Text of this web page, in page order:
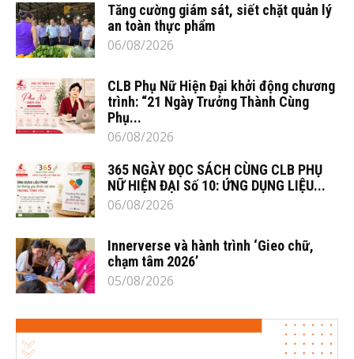
Tăng cường giám sát, siết chặt quản lý
an toàn thực phẩm
06/08/2026
CLB Phụ Nữ Hiện Đại khởi động chương
trình: “21 Ngày Trưởng Thành Cùng
Phụ...
06/08/2026
365 NGÀY ĐỌC SÁCH CÙNG CLB PHỤ
NỮ HIỆN ĐẠI Số 10: ỨNG DỤNG LIỆU...
06/08/2026
Innerverse và hành trình ‘Gieo chữ,
chạm tâm 2026’
05/08/2026